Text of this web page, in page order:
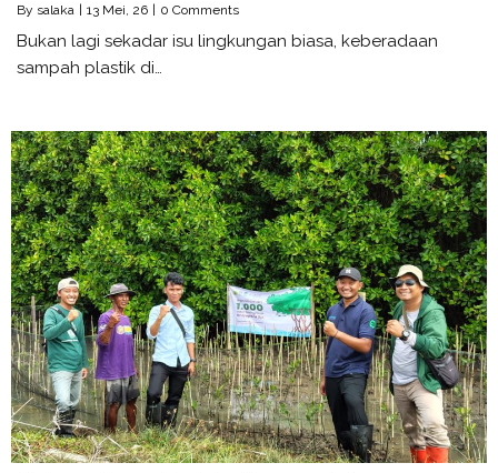
By salaka | 13 Mei, 26 | 0 Comments
Bukan lagi sekadar isu lingkungan biasa, keberadaan
sampah plastik di…